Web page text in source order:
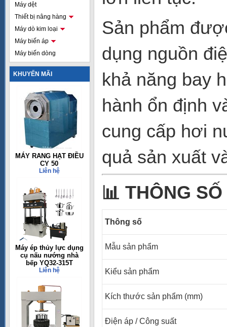
Máy dệt
Thiết bị nâng hàng
Máy dò kim loại
Máy biến áp
Máy biến dòng
KHUYẾN MÃI
MÁY RANG HẠT ĐIỀU
CY 50
Liên hệ
Máy ép thủy lực dụng
cụ nấu nướng nhà
bếp YQ32-315T
Liên hệ
Sản phẩm
dụng nguồn
khả năng bay
hành ổn định
cung cấp hơi
quả sản xuất
📊 THÔNG
Thông số
Mẫu sản phẩm
Kiểu sản phẩm
Kích thước sản phẩm (mm)
Điện áp / Công suất